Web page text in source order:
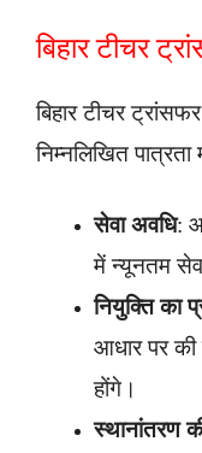
बिहार टीचर
बिहार टीचर
निम्नलिखित
सेवा अवधि:
में न्यूनतम
नियुक्ति का
आधार पर
होंगे।
स्थानांतरण